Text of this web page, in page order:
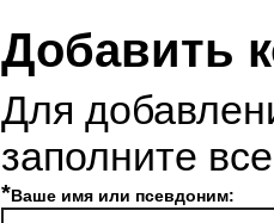
Добавить
Для
заполните
*Ваше имя или псевдоним: